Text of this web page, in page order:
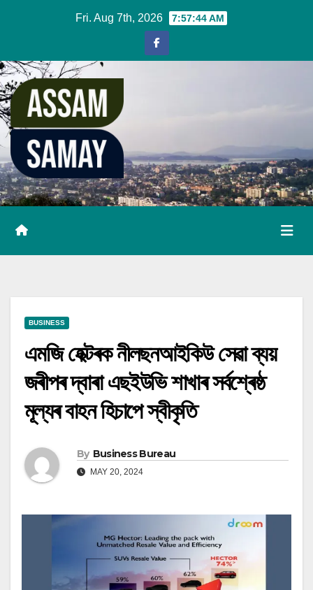
Fri. Aug 7th, 2026 7:57:45 AM
BUSINESS
এমজি হেক্টৰক নীলছনআইকিউ সেৱা ব্যয়
জৰীপৰ দ্বাৰা এছইউভি শাখাৰ সৰ্বশ্ৰেষ্ঠ
মূল্যৰ বাহন হিচাপে স্বীকৃতি
By Business Bureau
MAY 20, 2024